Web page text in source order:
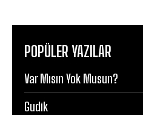
POPÜLER YAZILAR
Var Mısın Yok Musun?
Gudik